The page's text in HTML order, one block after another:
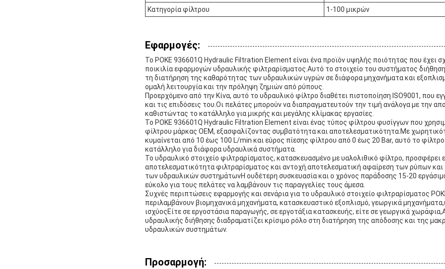
Κατηγορία φίλτρου
1-100 μικρών
Εφαρμογές:
Το POKE 936601Q Hydraulic Filtration Element είναι ένα προϊόν υψηλής ποιότητας που έχει
ποικιλία εφαρμογών υδραυλικής φιλτραρίσματος.Αυτό το στοιχείο του συστήματος
τη διατήρηση της καθαρότητας των υδραυλικών υγρών σε διάφορα μηχανήματα και
ομαλή λειτουργία και την πρόληψη ζημιών από ρύπους.
Προερχόμενο από την Κίνα, αυτό το υδραυλικό φίλτρο διαθέτει πιστοποίηση ISO9001, που
και τις επιδόσεις του.Οι πελάτες μπορούν να διαπραγματευτούν την τιμή ανάλογα με την
καθιστώντας το κατάλληλο για μικρής και μεγάλης κλίμακας εργασίες.
Το POKE 936601Q Hydraulic Filtration Element είναι ένας τύπος φίλτρου φυσίγγων που
φίλτρου μάρκας OEM, εξασφαλίζοντας συμβατότητα και αποτελεσματικότητα.Με
κυμαίνεται από 10 έως 100 L/min και εύρος πίεσης φίλτρου από 0 έως 20 Bar, αυτό το φίλτρο
κατάλληλο για διάφορα υδραυλικά συστήματα.
Το υδραυλικό στοιχείο φιλτραρίσματος, κατασκευασμένο με υαλολιθικό φίλτρο, προσφέρει
αποτελεσματικότητα φιλτραρίσματος και αντοχή.αποτελεσματική αφαίρεση των ρύπων
των υδραυλικών συστημάτωνΗ ουδέτερη συσκευασία και ο χρόνος παράδοσης 15-20
εύκολο για τους πελάτες να λαμβάνουν τις παραγγελίες τους άμεσα.
Συχνές περιπτώσεις εφαρμογής και σενάρια για το υδραυλικό στοιχείο φιλτραρίσματος
περιλαμβάνουν βιομηχανικά μηχανήματα, κατασκευαστικό εξοπλισμό, γεωργικά
ισχύοςΕίτε σε εργοστάσια παραγωγής, σε εργοτάξια κατασκευής, είτε σε γεωργικά
υδραυλικής διήθησης διαδραματίζει κρίσιμο ρόλο στη διατήρηση της απόδοσης και της
υδραυλικών συστημάτων.
Προσαρμογή: